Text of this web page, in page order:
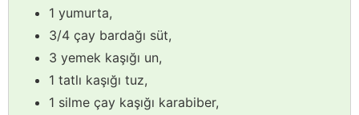
1 yumurta,
3/4 çay bardağı süt,
3 yemek kaşığı un,
1 tatlı kaşığı tuz,
1 silme çay kaşığı karabiber,